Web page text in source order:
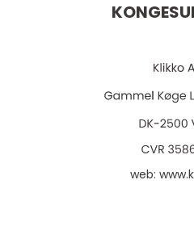
web: